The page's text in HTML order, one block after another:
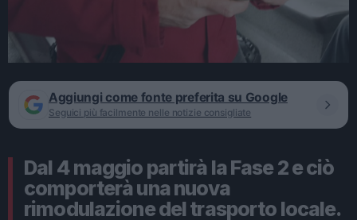
Aggiungi come fonte preferita su Google
Seguici più facilmente nelle notizie consigliate
Dal 4 maggio partirà la Fase 2 e ciò
comporterà una nuova
rimodulazione del trasporto locale.